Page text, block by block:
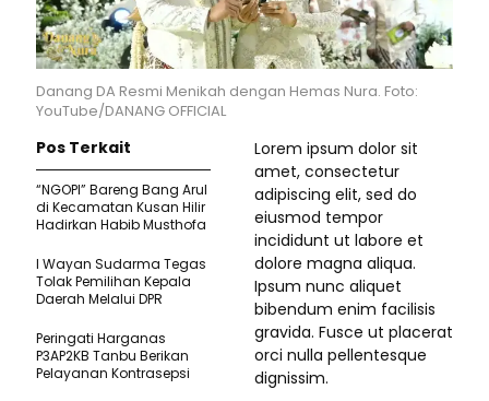
Danang DA Resmi Menikah dengan Hemas Nura. Foto:
YouTube/DANANG OFFICIAL
Lorem ipsum dolor sit
amet, consectetur
adipiscing elit, sed do
eiusmod tempor
incididunt ut labore et
dolore magna aliqua.
Ipsum nunc aliquet
bibendum enim facilisis
gravida. Fusce ut placerat
orci nulla pellentesque
dignissim.
Pos Terkait
“NGOPI” Bareng Bang Arul
di Kecamatan Kusan Hilir
Hadirkan Habib Musthofa
I Wayan Sudarma Tegas
Tolak Pemilihan Kepala
Daerah Melalui DPR
Peringati Harganas
P3AP2KB Tanbu Berikan
Pelayanan Kontrasepsi